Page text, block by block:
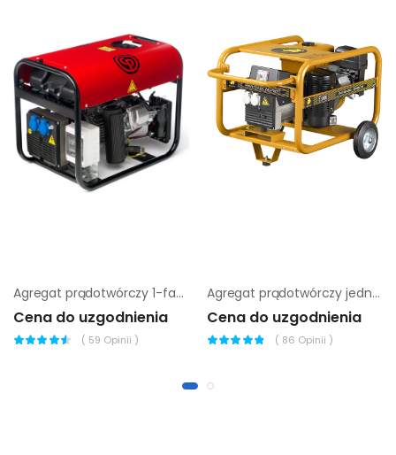
Agregat prądotwórczy 1-fazowy Chicago Pneumatic cppg 5p STD
Cena do uzgodnienia
( 59 Opinii )
Agregat prądotwórczy jednofazowy Benza E-5000-N
Cena do uzgodnienia
( 86 Opinii )